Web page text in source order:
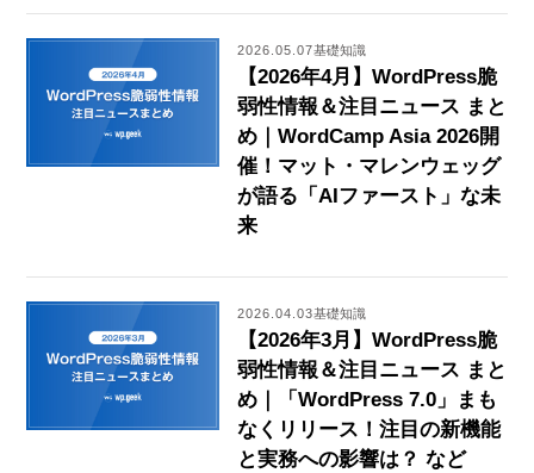
2026.05.07基礎知識
【2026年4月】WordPress脆
弱性情報＆注目ニュース まと
め｜WordCamp Asia 2026開
催！マット・マレンウェッグ
が語る「AIファースト」な未
来
2026.04.03基礎知識
【2026年3月】WordPress脆
弱性情報＆注目ニュース まと
め｜「WordPress 7.0」まも
なくリリース！注目の新機能
と実務への影響は？ など